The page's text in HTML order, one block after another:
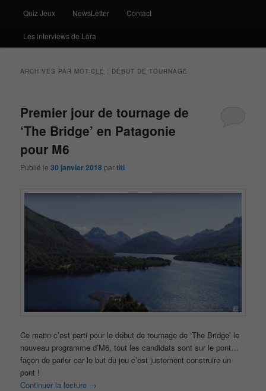
Quiz Jeux NewsLetter Contact
Les interviews de Lora
ARCHIVES PAR MOT-CLÉ : DÉBUT DE TOURNAGE
Premier jour de tournage de
‘The Bridge’ en Patagonie
pour M6
Publié le30 janvier 2018 partiti
Ce matin c’est parti pour le début de tournage de ‘The Bridge’ le
nouveau programme d’M6, tout les candidats sont sur le pont…
façon de parler car le but du jeu c’est justement construire un
pont !
Continuer la lecture →